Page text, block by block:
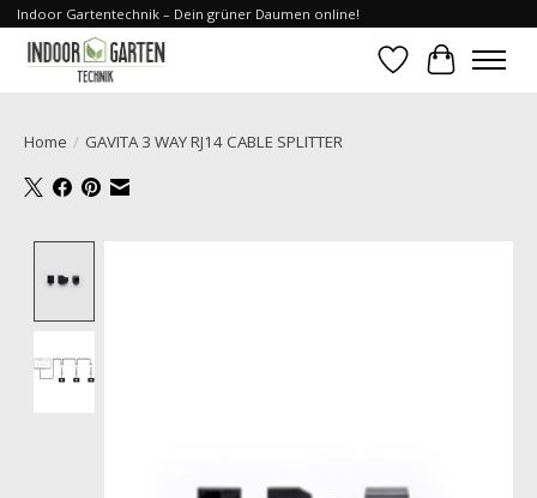
Indoor Gartentechnik – Dein grüner Daumen online!
Verlanglijst
Home / GAVITA 3 WAY RJ14 CABLE SPLITTER